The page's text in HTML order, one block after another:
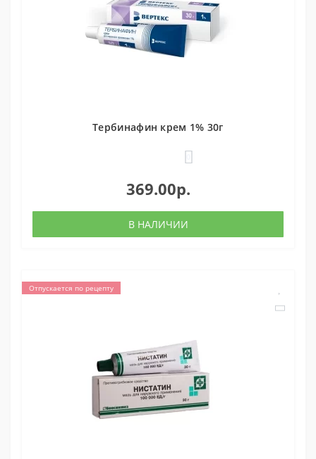
Тербинафин крем 1% 30г
369.00р.
В НАЛИЧИИ
Отпускается по рецепту